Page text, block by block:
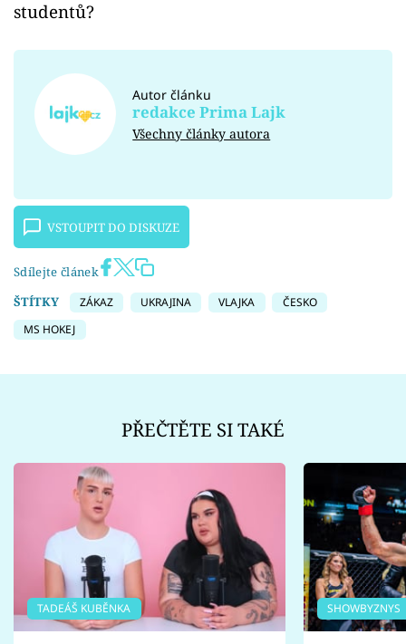
studentů?
Autor článku
redakce Prima Lajk
Všechny články autora
VSTOUPIT DO DISKUZE
Sdílejte článek
ŠTÍTKY
ZÁKAZ UKRAJINA VLAJKA
ČESKO
MS HOKEJ
PŘEČTĚTE SI TAKÉ
TADEÁŠ KUBĚNKA SHOWBYZNYS